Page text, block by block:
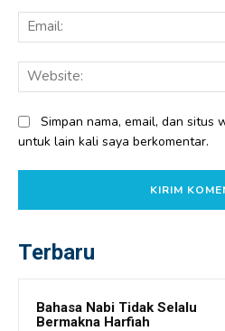
Simpan nama, email, dan situs
untuk lain kali saya berkomentar.
Terbaru
Bahasa Nabi Tidak Selalu
Bermakna Harfiah